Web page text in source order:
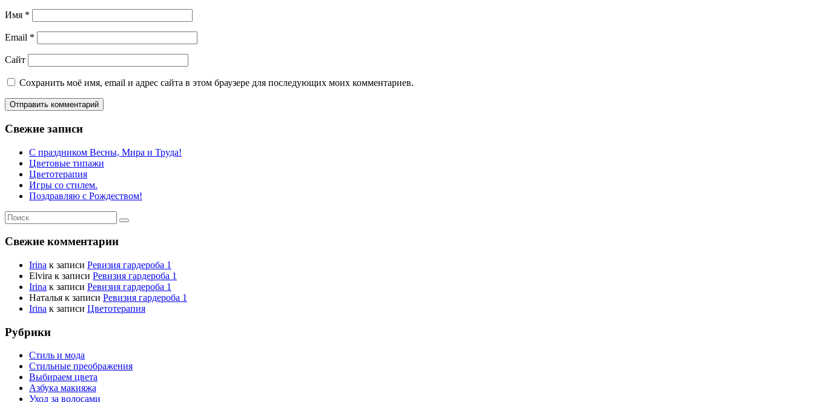
Имя *
Email *
Сайт
Сохранить моё имя, email и адрес сайта в этом браузере для последующих моих комментариев.
Свежие записи
С праздником Весны, Мира и Труда!
Цветовые типажи
Цветотерапия
Игры со стилем.
Поздравляю с Рождеством!
Свежие комментарии
Irina к записи Ревизия гардероба 1
Elvira к записи Ревизия гардероба 1
Irina к записи Ревизия гардероба 1
Наталья к записи Ревизия гардероба 1
Irina к записи Цветотерапия
Рубрики
Стиль и мода
Стильные преображения
Выбираем цвета
Азбука макияжа
Уход за волосами